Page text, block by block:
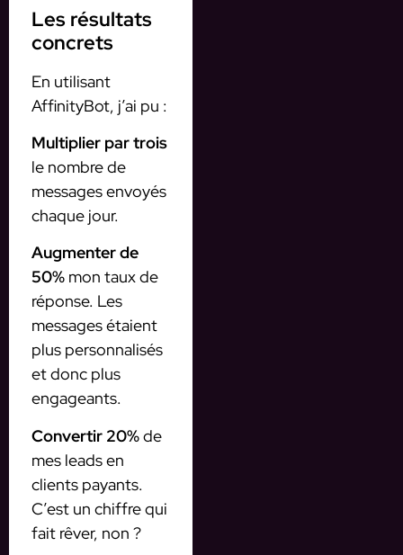
Les résultats
concrets
En utilisant
AffinityBot, j’ai pu :
Multiplier par trois
le nombre de
messages envoyés
chaque jour.
Augmenter de
50% mon taux de
réponse. Les
messages étaient
plus personnalisés
et donc plus
engageants.
Convertir 20%de
mes leads en
clients payants.
C’est un chiffre qui
fait rêver, non ?